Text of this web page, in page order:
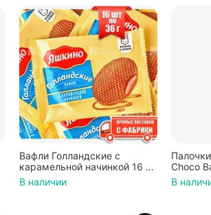
с
16 шт
Палочки бисквитные Pocky
Choco Banana 25гр
В наличии